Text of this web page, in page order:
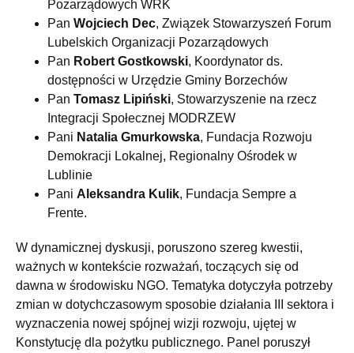
Pozarządowych WRK
Pan Wojciech Dec, Związek Stowarzyszeń Forum
Lubelskich Organizacji Pozarządowych
Pan Robert Gostkowski, Koordynator ds.
dostępności w Urzędzie Gminy Borzechów
Pan Tomasz Lipiński, Stowarzyszenie na rzecz
Integracji Społecznej MODRZEW
Pani Natalia Gmurkowska, Fundacja Rozwoju
Demokracji Lokalnej, Regionalny Ośrodek w
Lublinie
Pani Aleksandra Kulik, Fundacja Sempre a
Frente.
W dynamicznej dyskusji, poruszono szereg kwestii,
ważnych w kontekście rozważań, toczących się od
dawna w środowisku NGO. Tematyka dotyczyła potrzeby
zmian w dotychczasowym sposobie działania III sektora i
wyznaczenia nowej spójnej wizji rozwoju, ujętej w
Konstytucję dla pożytku publicznego. Panel poruszył